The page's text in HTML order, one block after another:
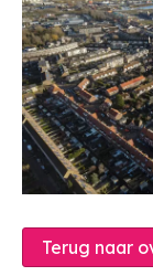
Terug naar